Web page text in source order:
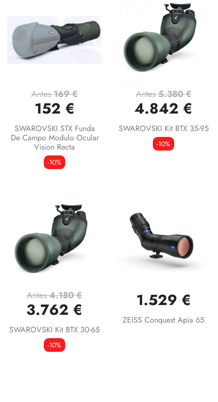
Antes169 €
152 €
SWAROVSKI STX Funda
De Campo Modulo Ocular
Vision Recta
-10%
Antes5.380 €
4.842 €
SWAROVSKI Kit BTX 35-95
-10%
Antes4.180 €
3.762 €
SWAROVSKI Kit BTX 30-65
-10%
1.529 €
ZEISS Conquest Apia 65